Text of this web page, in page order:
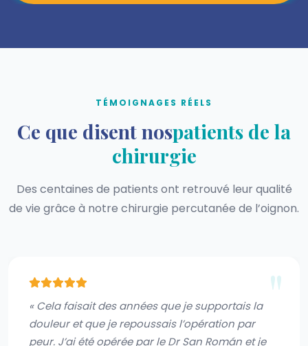
TÉMOIGNAGES RÉELS
Ce que disent nospatients de la
chirurgie
Des centaines de patients ont retrouvé leur qualité
de vie grâce à notre chirurgie percutanée de l’oignon.
« Cela faisait des années que je supportais la
douleur et que je repoussais l’opération par
peur. J’ai été opérée par le Dr San Román et je